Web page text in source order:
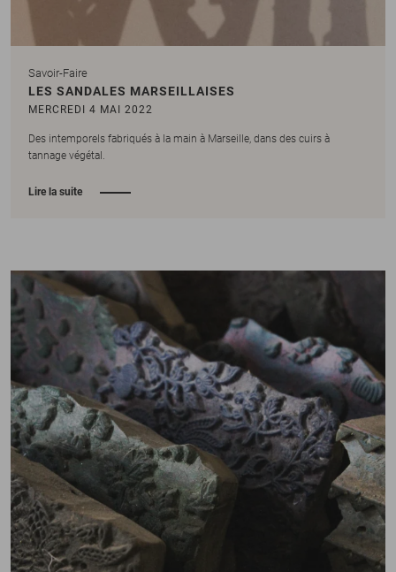
Savoir-Faire
LES SANDALES MARSEILLAISES
MERCREDI 4 MAI 2022
Des intemporels fabriqués à la main à Marseille, dans des cuirs à
tannage végétal.
Lire la suite